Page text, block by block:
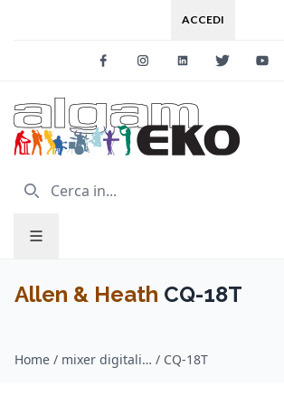
ACCEDI
FacebookInstagramLinkedinTwitter
Allen & Heath CQ-18T
Home / mixer digitali / Allen & Heath / CQ-18T